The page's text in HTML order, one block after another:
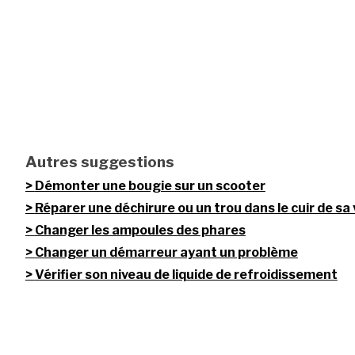
Autres suggestions
Démonter une bougie sur un scooter
Réparer une déchirure ou un trou dans le cuir de
Changer les ampoules des phares
Changer un démarreur ayant un problème
Vérifier son niveau de liquide de refroidissement